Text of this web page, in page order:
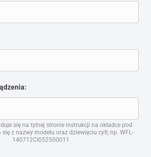
się na tylnej stronie instrukcji na okładce pod
się z nazwy modelu oraz dziewięciu cyfr, np. WFL-
140712CI052500011